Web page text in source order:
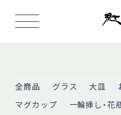
全商品 グラス 大皿
マグカップ
一輪挿し・花